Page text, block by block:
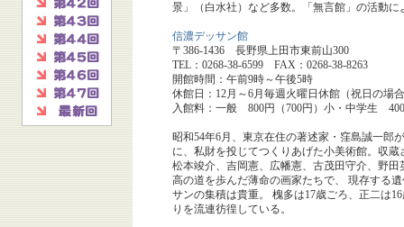
景」（白水社）など多数。「無言館」の活動に
信濃デッサン館
〒386-1436 長野県上田市東前山300
TEL：0268-38-6599 FAX：0268-38-8263
開館時間：午前9時～午後5時
休館日：12月～6月毎週火曜日休館（祝日の場
入館料：一般 800円（700円）小・中学生
昭和54年6月、東京在住の著述家・窪島誠一郎
に、私財を投じてつくりあげた小美術館。収
松本竣介、吉岡憲、広幡憲、古茂田守介、野
高の道を歩んだ薄命の画家たちで、 現存する
サンの集積は貴重。 槐多は17歳ごろ、正二は
りを流連彷徨している。